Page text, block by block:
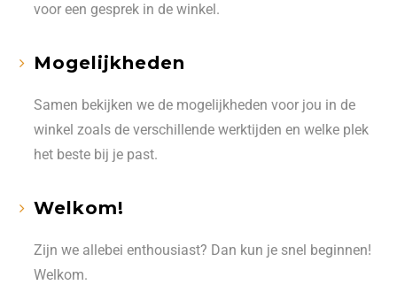
voor een gesprek in de winkel.
Mogelijkheden
Samen bekijken we de mogelijkheden voor jou in de
winkel zoals de verschillende werktijden en welke plek
het beste bij je past.
Welkom!
Zijn we allebei enthousiast? Dan kun je snel beginnen!
Welkom.